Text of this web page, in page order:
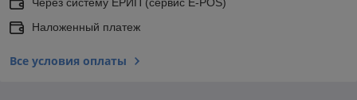
Наложенный платеж
Все условия оплаты